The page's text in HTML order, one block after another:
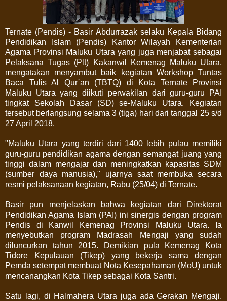
Ternate (Pendis) - Basir Abdurrazak selaku Kepala Bidang
Pendidikan Islam (Pendis) Kantor Wilayah Kementerian
Agama Provinsi Maluku Utara yang juga menjabat sebagai
Pelaksana Tugas (Plt) Kakanwil Kemenag Maluku Utara,
mengatakan menyambut baik kegiatan Workshop Tuntas
Baca Tulis Al Qur`an (TBTQ) di Kota Ternate Provinsi
Maluku Utara yang diikuti perwakilan dari guru-guru PAI
tingkat Sekolah Dasar (SD) se-Maluku Utara. Kegiatan
tersebut berlangsung selama 3 (tiga) hari dari tanggal 25 s/d
27 April 2018.
"Maluku Utara yang terdiri dari 1400 lebih pulau memiliki
guru-guru pendidikan agama dengan semangat juang yang
tinggi dalam mengajar dan meningkatkan kapasitas SDM
(sumber daya manusia)," ujarnya saat membuka secara
resmi pelaksanaan kegiatan, Rabu (25/04) di Ternate.
Basir pun menjelaskan bahwa kegiatan dari Direktorat
Pendidikan Agama Islam (PAI) ini sinergis dengan program
Pendis di Kanwil Kemenag Provinsi Maluku Utara. Ia
menyebutkan program Madrasah Mengaji yang sudah
diluncurkan tahun 2015. Demikian pula Kemenag Kota
Tidore Kepulauan (Tikep) yang bekerja sama dengan
Pemda setempat membuat Nota Kesepahaman (MoU) untuk
mencanangkan Kota Tikep sebagai Kota Santri.
Satu lagi, di Halmahera Utara juga ada Gerakan Mengaji.